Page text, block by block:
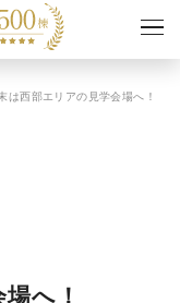
キャンペーン
は西部エリアの見学会場へ！
へ！